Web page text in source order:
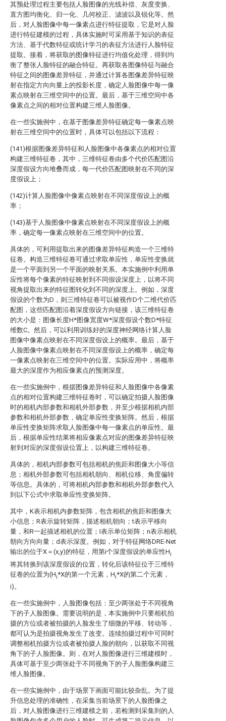
其预处理过程主要包括人脸图像的光线补偿、灰度变换、
直方图均衡化、归一化、几何校正、滤波以及锐化等。然
后，对人脸图像中每一像素点进行特征提取，它是对人脸
进行特征建模的过程，具体实施时可采用基于知识的表征
方法、基于代数特征或统计学习的表征方法进行人脸特征
提取。接着，将获取的图像特征进行均值化处理，得到均
衡了整张人脸特征的融合特征。再获取各图像特征与融合
特征之间的图像差异特征，并通过计算各图像差异特征映
射在指定方向向量上的投影长度，确定人脸图像中每一像
素点映射在三维空间中的位置。最后，基于三维空间中各
像素点之间的相对位置构建三维人脸图像。
在一些实施例中，在基于图像差异特征确定每一像素点映
射在三维空间中的位置时，具体可以包括以下流程：
(141)根据图像差异特征和人脸图像中各像素点的相对位置
构建三维特征卷，其中，三维特征卷由多个代价匹配图沿
深度假设方向堆叠而成，每一代价匹配图映射在不同的深
度假设上；
(142)计算人脸图像中像素点映射在不同深度假设上的概
率；
(143)基于人脸图像中像素点映射在不同深度假设上的概
率，确定每一像素点映射在三维空间中的位置。
具体的，可利用提取出来的图像差异特征构造一个三维特
征卷。构造三维特征卷可通过求取单应性，单应性变换就
是一个平面到另一个平面的映射关系。本实施例中利用单
应性将每个像素的特征映射到不同假设深度上，以将不同
视角提取出来的特征图转化到不同的深度上。例如，深度
假设的个数为D，则三维特征卷可以被视作D个二维代价匹
配图，这些匹配图沿着深度假设方向链接，该三维特征卷
的大小是：图像长度H*图像宽度W*深度假设个数D*特征
维数C。然后，可以利用训练好的深度神经网络计算人脸
图像中像素点映射在不同深度假设上的概率。最后，基于
人脸图像中像素点映射在不同深度假设上的概率，确定每
一像素点映射在三维空间中的位置。实际应用中，将概率
最大的深度作为相应像素点的预测深度。
在一些实施例中，根据图像差异特征和人脸图像中各像素
点的相对位置构建三维特征卷时，可以确定拍摄人脸图像
时的相机内部参数和相机外部参数，并至少根据相机内部
参数和相机外部参数，确定单应性变换矩阵。然后，根据
单应性变换矩阵求取人脸图像中每一像素点的单应性。最
后，根据单应性结果将相应像素点对应的图像差异特征映
射到对应的深度假设位置上，以构建三维特征卷。
具体的，相机内部参数可包括相机的焦距和图像大小等信
息；相机外部参数可包括相机朝向、相机位移、角度偏转
等信息。具体的，可将相机内部参数和相机外部参数代入
到以下公式中求取单应性变换矩阵。
其中，K表示相机内参数矩阵，包含相机的焦距和图像大
小信息；R表示旋转矩阵，描述相机朝向；t表示平移向
量，和R一起描述相机的位置；I表示单位矩阵；n表示相机
朝向方向向量；d表示深度。例如，对于特征网络DRE-Net
输出的位于X＝(x,y)的特征，用第i个深度假设的单应性Hi
将其转换到该深度假设的位置，转化后该特征位于三维特
征卷的位置为(Hi*X的第一个元素，Hi*X的第二个元素，
i)。
在一些实施例中，人脸图像包括：至少两张处于不同视角
下的子人脸图像。需要说明的是，本实施例中只要相机拍
摄的方位或者被拍摄的人脸发生了细微的平移、转动等，
都可认为是拍摄视角发生了改变。连续拍摄过程中可同时
调整相机拍摄方位或者被拍摄人脸的朝向，以获取不同视
角下的子人脸图像。则，在对人脸图像进行三维建模时，
具体可基于至少两张处于不同视角下的子人脸图像构建三
维人脸图像。
在一些实施例中，由于场景下画面可能比较杂乱。为了提
升信息处理的准确性，在采集当前场景下的人脸图像之
后，对人脸图像进行三维建模之前，若检测到采集到的人